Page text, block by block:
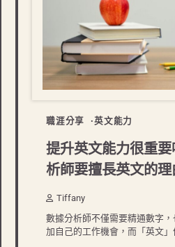
職涯分享 英文能力
提升英文能力很重
析師要擅長英文的理
Tiffany
數據分析師不僅需要精通數字
加自己的工作機會，而「英文」